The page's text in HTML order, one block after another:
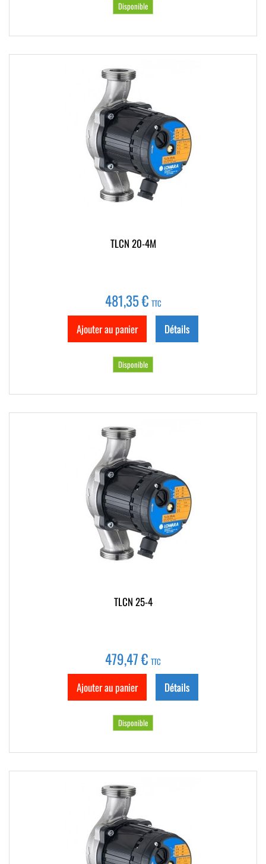
Disponible
TLCN 20-4M
481,35 € TTC
Ajouter au panier Détails
Disponible
TLCN 25-4
479,47 € TTC
Ajouter au panier Détails
Disponible